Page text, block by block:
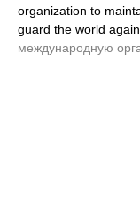
organization to
guard the world
международную